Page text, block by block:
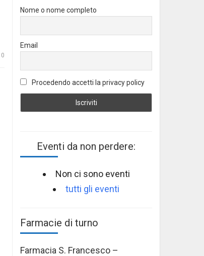
0
Nome o nome completo
Email
Procedendo accetti la privacy policy
Eventi da non perdere:
Non ci sono eventi
tutti gli eventi
Farmacie di turno
Farmacia S. Francesco –